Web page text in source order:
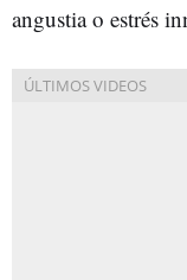
angustia o estrés